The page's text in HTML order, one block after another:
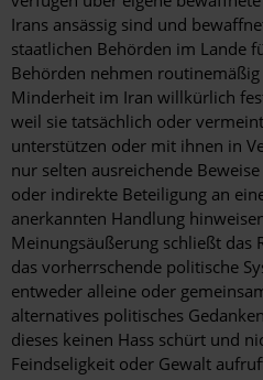
Irans ansässig sind und
staatlichen Behörden im Lande
Behörden nehmen
Minderheit im Iran willkürlich
weil sie tatsächlich oder
unterstützen oder mit ihnen in
nur selten ausreichende
oder indirekte Beteiligung an
anerkannten Handlung
Meinungsäußerung schließt das
das vorherrschende politische
entweder alleine oder
alternatives politisches
dieses keinen Hass schürt und
Feindseligkeit oder Gewalt